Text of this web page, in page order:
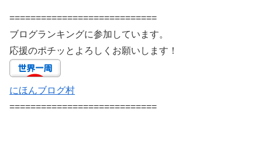
============================
ブログランキングに参加しています。
応援のポチッとよろしくお願いします！
にほんブログ村
============================